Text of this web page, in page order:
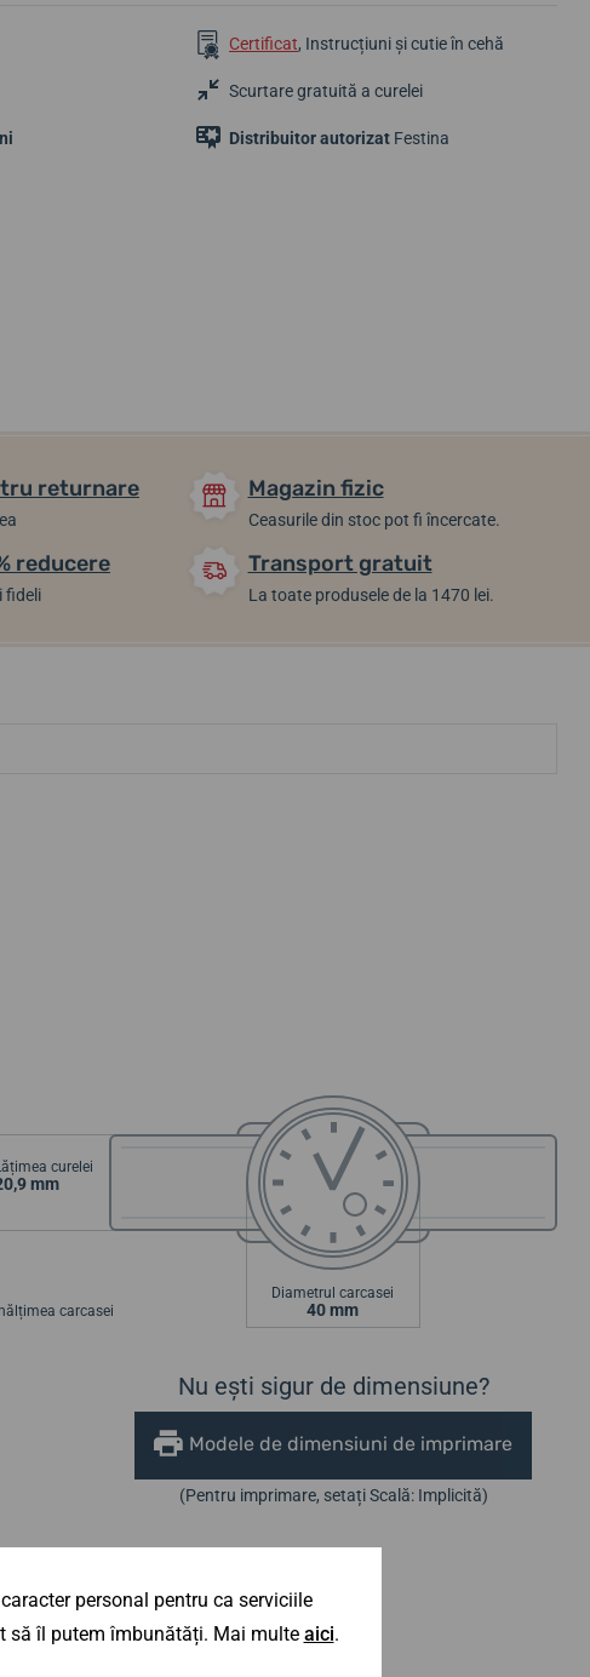
Certificat, Instrucțiuni și cutie în cehă
Scurtare gratuită a curelei
Distribuitor autorizat Festina
returnare Magazin fizic
Ceasurile din stoc pot fi încercate.
reducere
fideli
Transport gratuit
La toate produsele de la 1470 lei.
curelei
mm
Înălțimea carcasei
Diametrul carcasei
40 mm
Nu ești sigur de dimensiune?
Modele de dimensiuni de imprimare
(Pentru imprimare, setați Scală: Implicită)
personal pentru ca serviciile
să îl putem îmbunătăți. Mai multe aici.